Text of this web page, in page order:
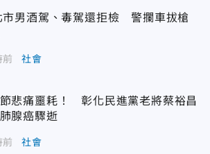
市男酒駕、毒駕還拒檢 警攔車拔槍
前 社會
悲痛噩耗！ 彰化民進黨老將蔡裕昌
腺癌驟逝
前 社會